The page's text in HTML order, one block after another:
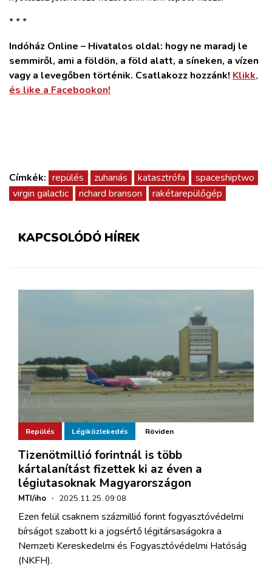
* * *
Indóház Online – Hivatalos oldal: hogy ne maradj le
semmiről, ami a földön, a föld alatt, a síneken, a vízen
vagy a levegőben történik. Csatlakozz hozzánk! Klikk,
és like a Facebookon!
Címkék: repülés zuhanás katasztrófa
spaceshiptwo
virgin galactic
richard branson rakétarepülőgép
KAPCSOLÓDÓ HÍREK
Repülés Légiközlekedés Röviden
Tizenötmillió forintnál is több
kártalanítást fizettek ki az éven a
légiutasoknak Magyarországon
MTI/iho · 2025.11.25. 09:08
Ezen felül csaknem százmillió forint fogyasztóvédelmi
bírságot szabott ki a jogsértő légitársaságokra a
Nemzeti Kereskedelmi és Fogyasztóvédelmi Hatóság
(NKFH).